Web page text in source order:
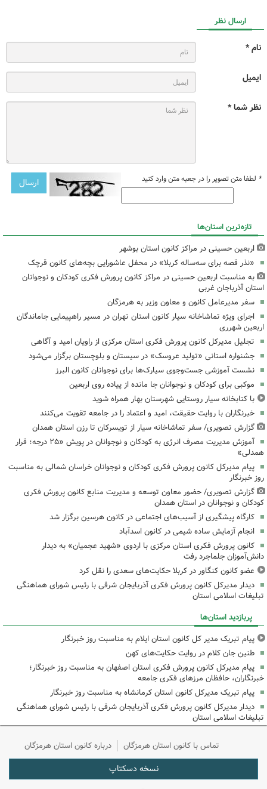
ارسال نظر
نام *
ایمیل
نظر شما *
* لطفا متن تصویر را در جعبه متن وارد کنید
تازه‌ترین استان‌ها
اربعین حسینی در مراکز کانون استان بوشهر
«نذر قصه برای سه‌ساله کربلا» در محفل عاشورایی بچه‌های کانون قرچک
به مناسبت اربعین حسینی در مراکز کانون پرورش فکری کودکان و نوجوانان
استان آذرباجان غربی
سفر مدیرعامل کانون و معاون وزیر به هرمزگان
اجرای ویژه تماشاخانه سیار کانون استان تهران در مسیر راهپیمایی جاماندگان
اربعین شهرری
تجلیل مدیرکل کانون پرورش فکری استان مرکزی از راویان امید و آگاهی
جشنواره استانی «تولید عروسک» در سیستان و بلوچستان برگزار می‌شود
نشست آموزشی جست‌وجوی سیارک‌ها برای نوجوانان کانون البرز
موکبی برای کودکان و نوجوانان جا مانده از پیاده روی اربعین
با کتابخانه سیار روستایی شهرستان بهار همراه شوید
خبرنگاران با روایت حقیقت، امید و اعتماد را در جامعه تقویت می‌کنند
گزارش تصویری/ سفر تماشاخانه سیار از تویسرکان تا رزن استان همدان
آموزش مدیریت مصرف انرژی به کودکان و نوجوانان در پویش «۲۵ درجه؛ قرار
همدلی»
پیام مدیرکل کانون پرورش فکری کودکان و نوجوانان خراسان شمالی به مناسبت
روز خبرنگار
گزارش تصویری/ حضور معاون توسعه و مدیریت منابع کانون پرورش فکری
کودکان و نوجوانان در استان همدان
کارگاه پیشگیری از آسیب‌های اجتماعی در کانون هرسین برگزار شد
انجام آزمایش ساده شیمی در کانون اسدآباد
کانون پرورش فکری استان مرکزی با اردوی «شهید عجمیان» به دیدار
دانش‌آموزان جلماجرد رفت
عضو کانون کنگاور در کربلا حکایت‌های سعدی را نقل کرد
دیدار مدیرکل کانون پرورش فکری آذربایجان شرقی با رئیس شورای هماهنگی
تبلیغات اسلامی استان
پربازدید استان‌ها
پیام تبریک مدیر کل کانون استان ایلام به مناسبت روز خبرنگار
طنین جان کلام در روایت حکایت‌های کهن
پیام مدیرکل کانون پرورش فکری استان اصفهان به مناسبت روز خبرنگار؛
خبرنگاران، حافظان مرزهای فکری جامعه
پیام تبریک مدیرکل کانون استان کرمانشاه به مناسبت روز خبرنگار
دیدار مدیرکل کانون پرورش فکری آذربایجان شرقی با رئیس شورای هماهنگی
تبلیغات اسلامی استان
تماس با کانون استان هرمزگان درباره کانون استان هرمزگان
نسخه دسکتاپ